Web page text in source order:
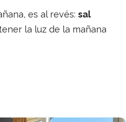
es al revés: sal
la luz de la mañana